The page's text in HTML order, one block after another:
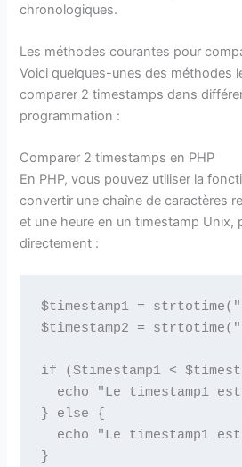
chronologiques.
Les méthodes courantes pour
Voici quelques-unes des méthodes
comparer 2 timestamps dans
programmation :
Comparer 2 timestamps en PHP
En PHP, vous pouvez utiliser la
convertir une chaîne de caractères
et une heure en un timestamp Unix,
directement :
$timestamp1 =
$timestamp2 =
if ($timestamp1 <
echo "Le timestamp1
} else {
echo "Le timestamp1